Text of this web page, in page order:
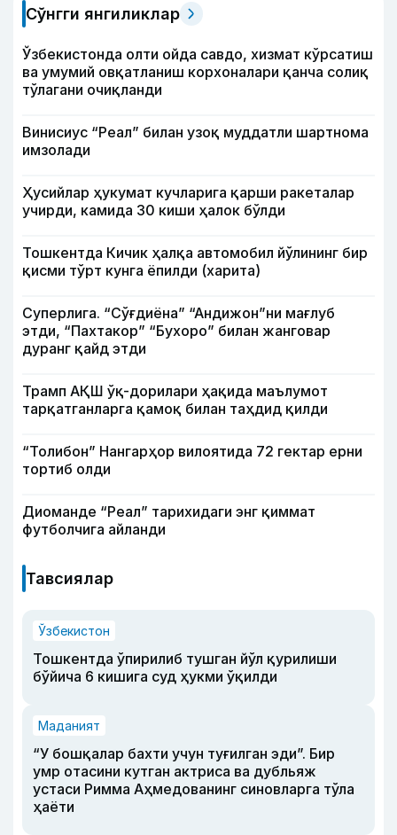
Сўнгги янгиликлар
Ўзбекистонда олти ойда савдо, хизмат кўрсатиш
ва умумий овқатланиш корхоналари қанча солиқ
тўлагани очиқланди
Винисиус “Реал” билан узоқ муддатли шартнома
имзолади
Ҳусийлар ҳукумат кучларига қарши ракеталар
учирди, камида 30 киши ҳалок бўлди
Тошкентда Кичик ҳалқа автомобил йўлининг бир
қисми тўрт кунга ёпилди (харита)
Суперлига. “Сўғдиёна” “Андижон”ни мағлуб
этди, “Пахтакор” “Бухоро” билан жанговар
дуранг қайд этди
Трамп АҚШ ўқ-дорилари ҳақида маълумот
тарқатганларга қамоқ билан таҳдид қилди
“Толибон” Нангарҳор вилоятида 72 гектар ерни
тортиб олди
Диоманде “Реал” тарихидаги энг қиммат
футболчига айланди
Тавсиялар
Ўзбекистон
Тошкентда ўпирилиб тушган йўл қурилиши
бўйича 6 кишига суд ҳукми ўқилди
Маданият
“У бошқалар бахти учун туғилган эди”. Бир
умр отасини кутган актриса ва дубльяж
устаси Римма Аҳмедованинг синовларга тўла
ҳаёти